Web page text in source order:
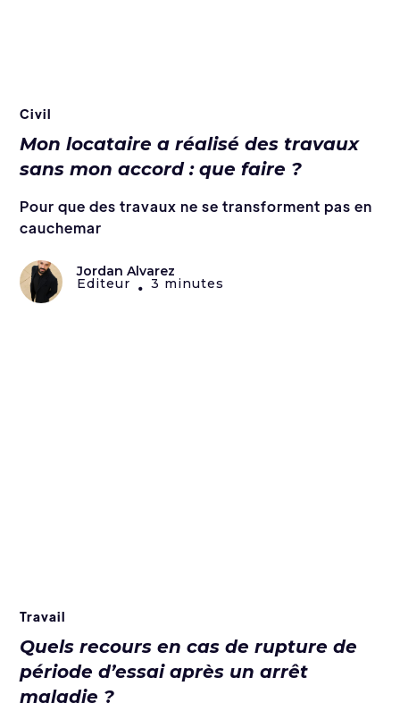
Civil
Mon locataire a réalisé des travaux
sans mon accord : que faire ?
Pour que des travaux ne se transforment pas en
cauchemar
Jordan Alvarez
Editeur • 3 minutes
Travail
Quels recours en cas de rupture de
période d’essai après un arrêt
maladie ?